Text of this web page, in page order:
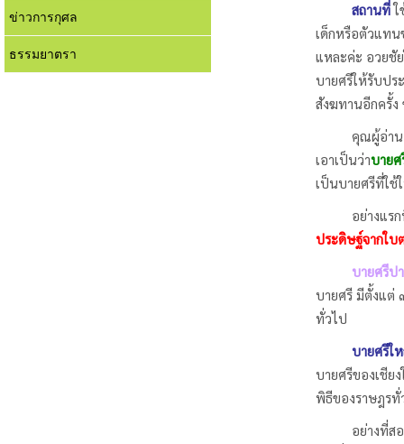
ข่าวการกุศล
ธรรมยาตรา
สถานที่ใ
เด็กหรือตัวแทน
แหละค่ะ อวยชั
บายศรีให้รับป
สังฆทานอีกครั้
คุณผู้อ่านอาจ
เอาเป็นว่าบาย
เป็นบายศรีที่ใช้
อย่างแรกที่
ประดิษฐ์จากใบ
บายศรีป
บายศรี มีตั้งแต่
ทั่วไป
บายศรีใ
บายศรีของเชีย
พิธีของราษฎรทั่
อย่างที่สอง คื